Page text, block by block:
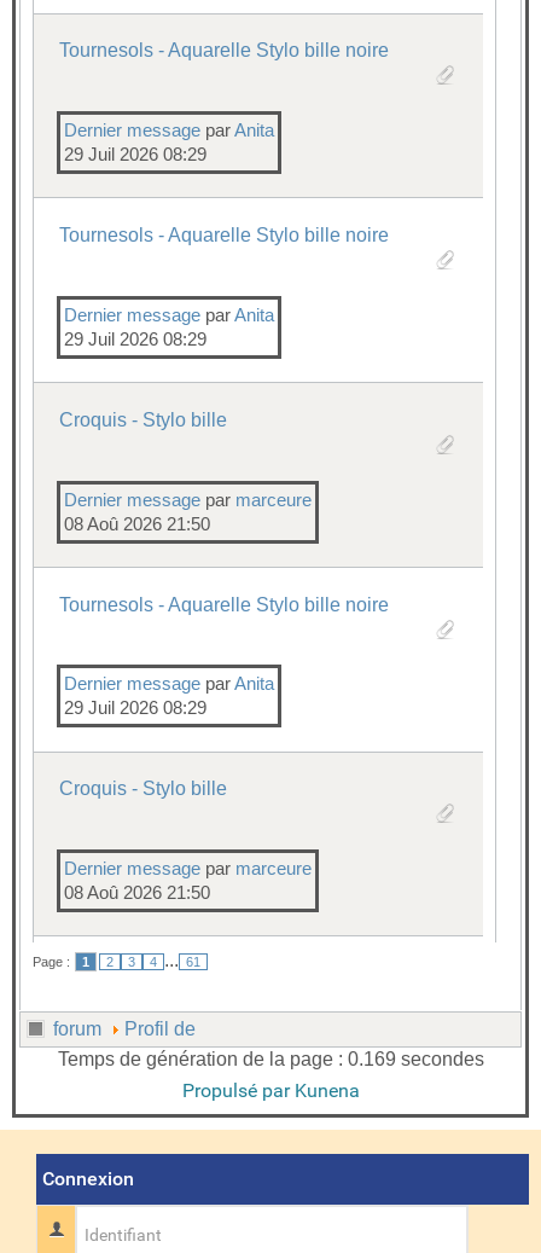
Tournesols - Aquarelle Stylo bille noire
Dernier message parAnita
29 Juil 2026 08:29
Tournesols - Aquarelle Stylo bille noire
Dernier message parAnita
29 Juil 2026 08:29
Croquis - Stylo bille
Dernier message par marceure
08 Aoû 2026 21:50
Tournesols - Aquarelle Stylo bille noire
Dernier message parAnita
29 Juil 2026 08:29
Croquis - Stylo bille
Dernier message par marceure
08 Aoû 2026 21:50
Page : 1 2 3 4 ... 61
forum
Profil de
Temps de génération de la page : 0.169 secondes
Propulsé par Kunena
Connexion
Identifiant